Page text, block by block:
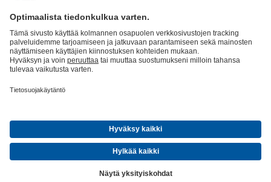
TuoteluetteloKSB SupremeServ: Spare Parts
VesitekniikkaTeollisuustekniikka
Kansainvälistä osaamista ja paikallista
Ura KSB:lläSosiaalinen media
VastuuvapauslausekeJulkaisutiedot